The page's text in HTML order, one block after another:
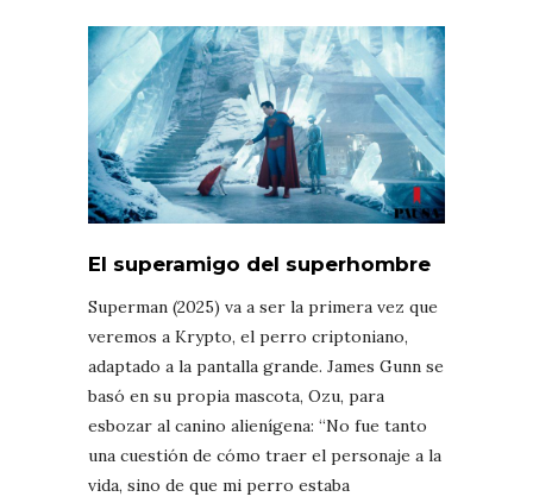
El superamigo del superhombre
Superman (2025) va a ser la primera vez que
veremos a Krypto, el perro criptoniano,
adaptado a la pantalla grande. James Gunn se
basó en su propia mascota, Ozu, para
esbozar al canino alienígena: “No fue tanto
una cuestión de cómo traer el personaje a la
vida, sino de que mi perro estaba